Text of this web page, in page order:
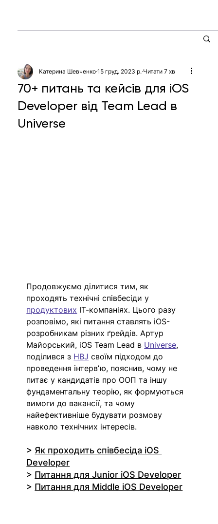
70+ питань та кейсів для iOS
Developer від Team Lead в
Universe
Катерина Шевченко 15 груд. 2023 р. Читати 7 хв
Продовжуємо ділитися тим, як
проходять технічні співбесіди у
продуктових ІТ-компаніях. Цього разу
розповімо, які питання ставлять iOS-
розробникам різних ґрейдів. Артур
Майорський, iOS Team Lead в Universe,
поділився з HBJ своїм підходом до
проведення інтервʼю, пояснив, чому не
питає у кандидатів про ООП та іншу
фундаментальну теорію, як формуються
вимоги до вакансії, та чому
найефективніше будувати розмову
навколо технічних інтересів.
> Як проходить співбесіда iOS
Developer
> Питання для Junior iOS Developer
> Питання для Middle iOS Developer